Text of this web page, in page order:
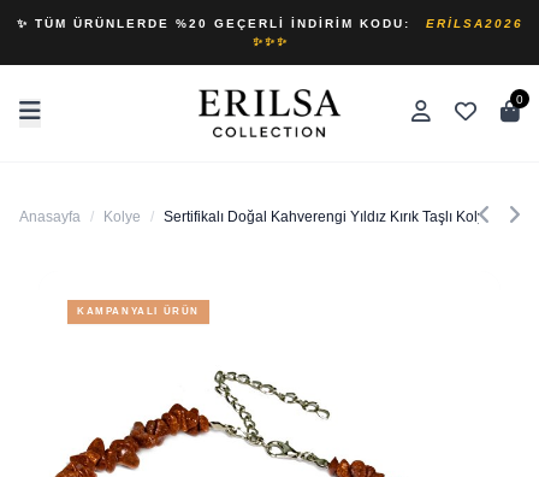
✨ TÜM ÜRÜNLERDE %20 GEÇERLI İNDIRIM KODU:
ERILSA2026
✨✨✨
0
Anasayfa / Kolye / Sertifikalı Doğal Kahverengi Yıldız Kırık Taşlı Kolye
KAMPANYALI ÜRÜN